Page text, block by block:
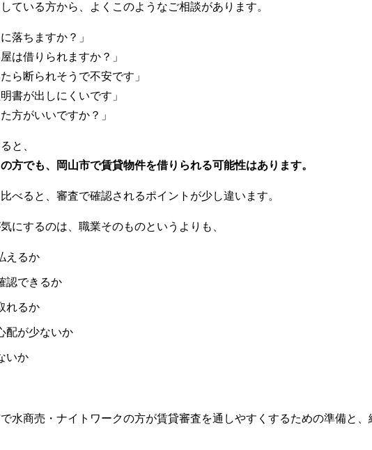
C
h
at
m
bl
r
p
e
ている方から、よくこのようなご相談があります。
落ちますか？」
は借りられますか？」
ら断られそうで不安です」
書が出しにくいです」
方がいいですか？」
と、
方でも、岡山市で賃貸物件を借りられる可能性はあります。
べると、審査で確認されるポイントが少し違います。
にするのは、職業そのものというよりも、
えるか
認できるか
れるか
配が少ないか
いか
水商売・ナイトワークの方が賃貸審査を通しやすくするための準備と